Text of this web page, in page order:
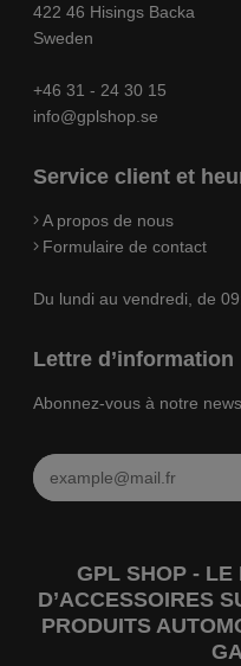
422 46 Hisings Backa
Sweden
+46 31 - 24 30 15
info@gplshop.se
Service client et
A propos de nous
Formulaire de contact
Du lundi au vendredi, de
Lettre d’information
Abonnez-vous à notre
GPL SHOP - LE
D’ACCESSOIRES
PRODUITS